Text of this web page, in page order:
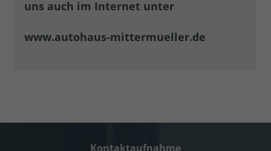
uns auch im Internet unter
www.autohaus-mittermueller.de
Kontaktaufnahme